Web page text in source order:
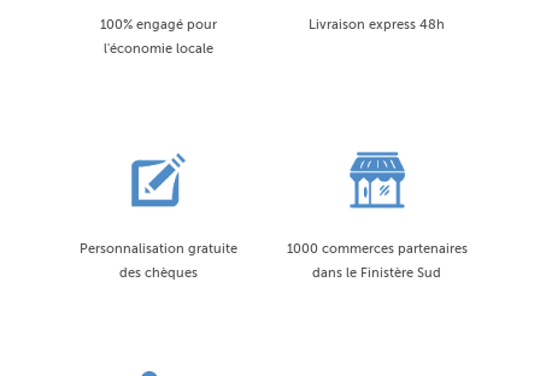
100% engagé pour
l'économie locale
Livraison express 48h
Personnalisation gratuite
des chèques
1000 commerces partenaires
dans le Finistère Sud